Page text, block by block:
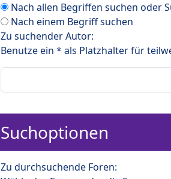
Nach allen Begriffen suchen oder
Nach einem Begriff suchen
Zu suchender Autor:
Benutze ein * als Platzhalter für
Suchoptionen
Zu durchsuchende Foren: